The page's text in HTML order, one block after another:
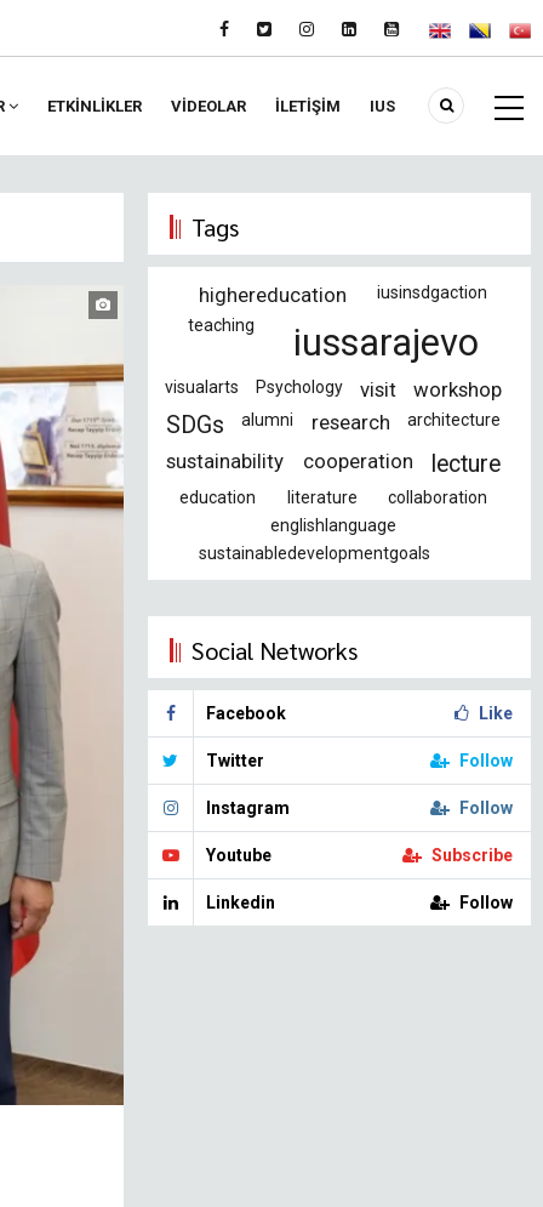
ETKİNLİKLER VIDEOLAR İLETİŞİM IUS
Tags
highereducation
iusinsdgaction
teaching
iussarajevo
visualarts Psychology visit workshop
SDGs alumni research architecture
sustainability cooperation lecture
education literature
collaboration
englishlanguage
sustainabledevelopmentgoals
Social Networks
Facebook Like
Twitter Follow
Instagram Follow
Youtube Subscribe
Linkedin Follow